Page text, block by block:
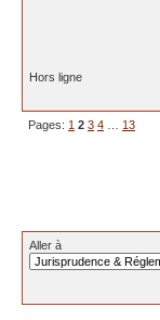
Hors ligne
Pages: 1 2 3 4 13
Aller à